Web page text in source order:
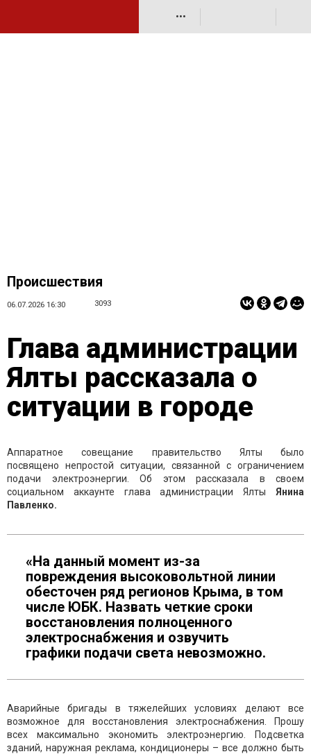
•••
Происшествия
06.07.2026 16:30 3093
Глава администрации
Ялты рассказала о
ситуации в городе
Аппаратное совещание правительство Ялты было
посвящено непростой ситуации, связанной с ограничением
подачи электроэнергии. Об этом рассказала в своем
социальном аккаунте глава администрации Ялты Янина
Павленко.
«На данный момент из-за
повреждения высоковольтной линии
обесточен ряд регионов Крыма, в том
числе ЮБК. Назвать четкие сроки
восстановления полноценного
электроснабжения и озвучить
графики подачи света невозможно.
Аварийные бригады в тяжелейших условиях делают все
возможное для восстановления электроснабжения. Прошу
всех максимально экономить электроэнергию. Подсветка
зданий, наружная реклама, кондиционеры – все должно быть